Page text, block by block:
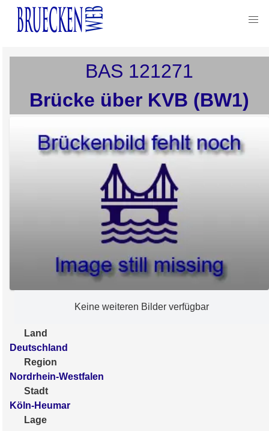
BAS 121271
Brücke über KVB (BW1)
Keine weiteren Bilder verfügbar
Land
Deutschland
Region
Nordrhein-Westfalen
Stadt
Köln-Heumar
Lage